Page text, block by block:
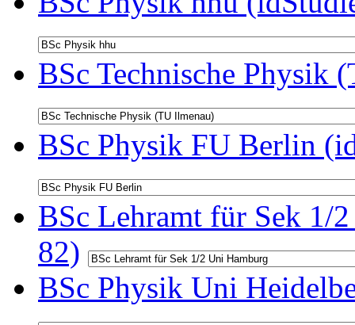
BSc Technische Physik
BSc Physik FU Berlin
BSc Lehramt für Sek 1/
82)
BSc Physik Uni